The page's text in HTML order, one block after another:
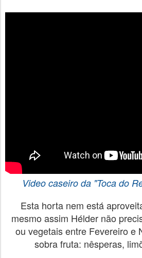
Video caseiro da "Toca do
Esta horta nem está
mesmo assim Hélder não
ou vegetais entre Fevereiro e
sobra fruta: nêsperas,